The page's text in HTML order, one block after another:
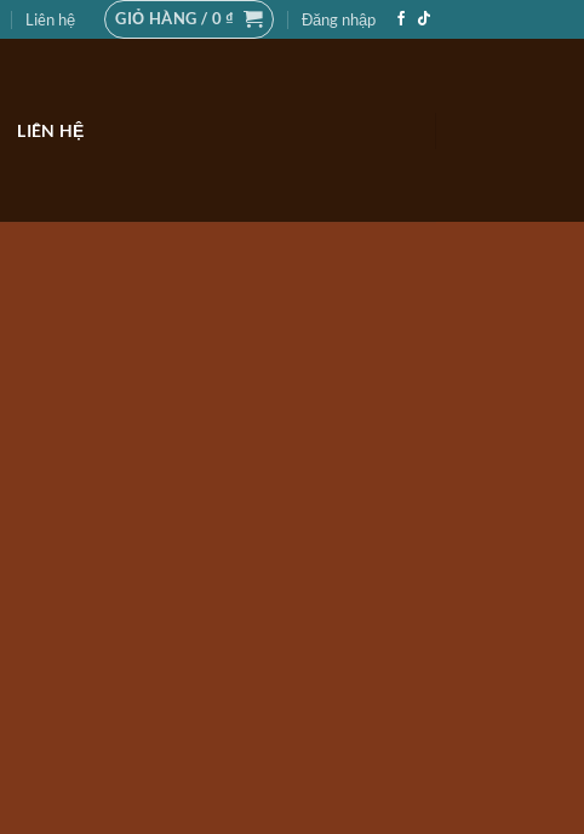
Liên hệ GIỎ HÀNG / 0₫ Đăng nhập
LIÊN HỆ